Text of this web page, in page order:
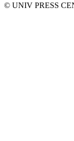
© UNIV PRESS